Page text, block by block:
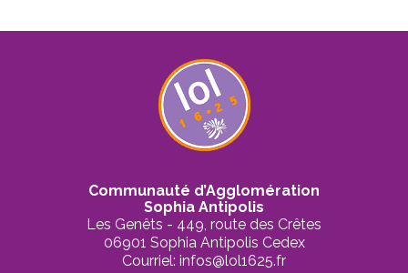
Communauté d’Agglomération
Sophia Antipolis
Les Genêts - 449, route des Crêtes
06901 Sophia Antipolis Cedex
Courriel: infos@lol1625.fr